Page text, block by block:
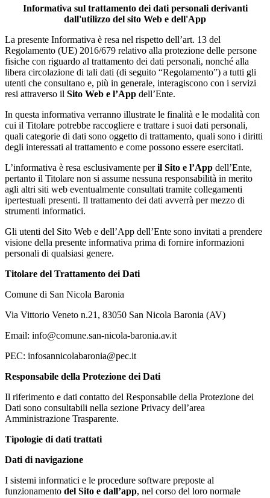
Informativa sul trattamento dei dati personali derivanti
dall'utilizzo del sito Web e dell'App
La presente Informativa è resa nel rispetto dell’art. 13 del
Regolamento (UE) 2016/679 relativo alla protezione delle persone
fisiche con riguardo al trattamento dei dati personali, nonché alla
libera circolazione di tali dati (di seguito “Regolamento”) a tutti gli
utenti che consultano e, più in generale, interagiscono con i servizi
resi attraverso il Sito Web e l’App dell’Ente.
In questa informativa verranno illustrate le finalità e le modalità con
cui il Titolare potrebbe raccogliere e trattare i suoi dati personali,
quali categorie di dati sono oggetto di trattamento, quali sono i diritti
degli interessati al trattamento e come possono essere esercitati.
L’informativa è resa esclusivamente peril Sito e l’App dell’Ente,
pertanto il Titolare non si assume nessuna responsabilità in merito
agli altri siti web eventualmente consultati tramite collegamenti
ipertestuali presenti. Il trattamento dei dati avverrà per mezzo di
strumenti informatici.
Gli utenti del Sito Web e dell’App dell’Ente sono invitati a prendere
visione della presente informativa prima di fornire informazioni
personali di qualsiasi genere.
Titolare del Trattamento dei Dati
Comune di San Nicola Baronia
Via Vittorio Veneto n.21, 83050 San Nicola Baronia (AV)
Email: info@comune.san-nicola-baronia.av.it
PEC: infosannicolabaronia@pec.it
Responsabile della Protezione dei Dati
Il riferimento e dati contatto del Responsabile della Protezione dei
Dati sono consultabili nella sezione Privacy dell’area
Amministrazione Trasparente.
Tipologie di dati trattati
Dati di navigazione
I sistemi informatici e le procedure software preposte al
funzionamento del Sito e dall’app, nel corso del loro normale